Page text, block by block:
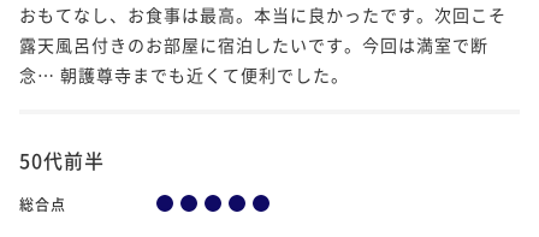
おもてなし、お食事は最高。本当に良かったです。次回こそ
露天風呂付きのお部屋に宿泊したいです。今回は満室で断
念… 朝護尊寺までも近くて便利でした。
50代前半
総合点